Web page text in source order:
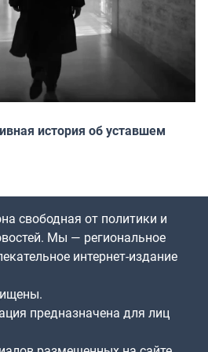
история об уставшем
свободная от политики и
Мы — региональное
интернет-издание
предназначена для лиц